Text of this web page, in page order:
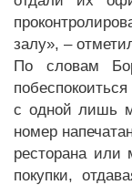
залу», –
По словам
с одной лишь
номер
ресторана или
покупки,